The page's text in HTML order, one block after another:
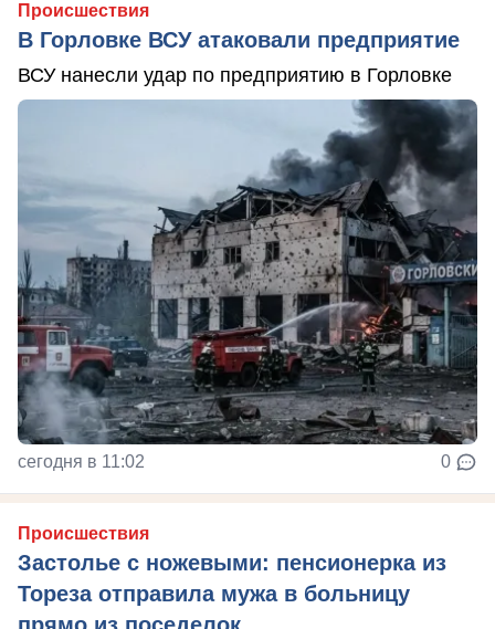
Происшествия
В Горловке ВСУ атаковали предприятие
ВСУ нанесли удар по предприятию в Горловке
сегодня в 11:02 0
Происшествия
Застолье с ножевыми: пенсионерка из
Тореза отправила мужа в больницу